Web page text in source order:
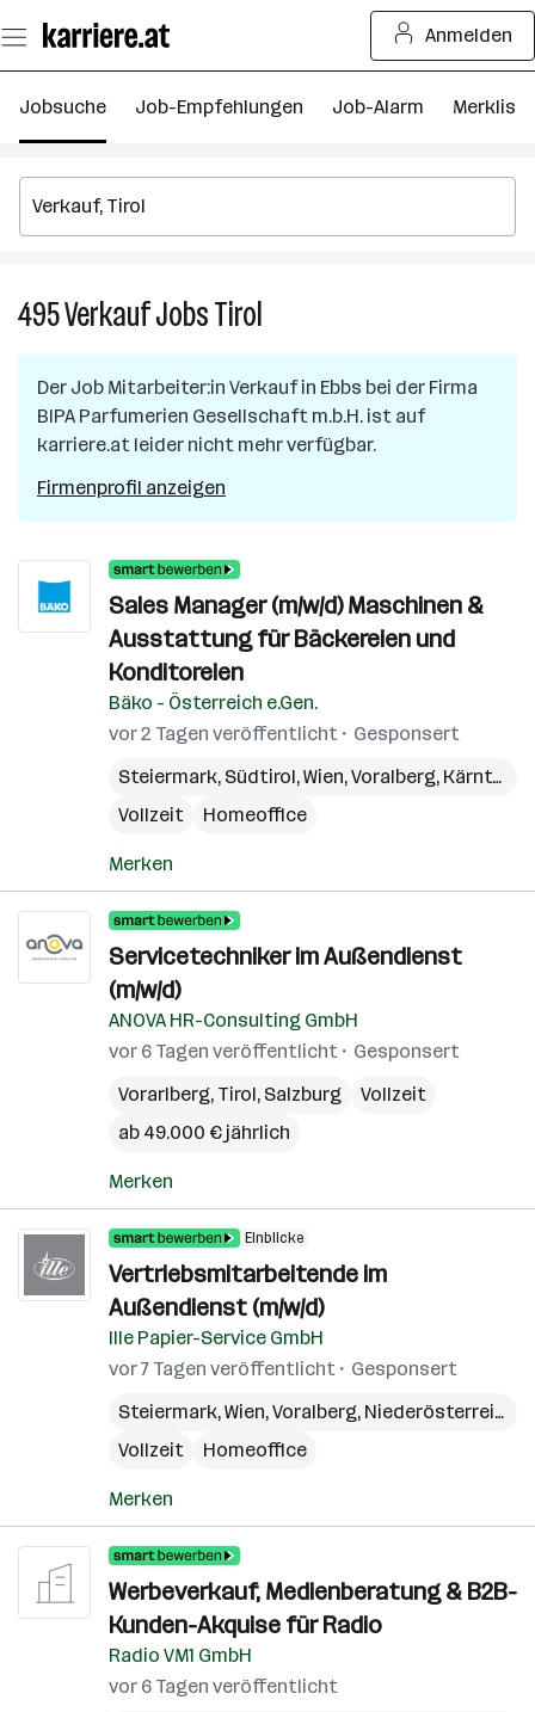
Seiteninhalt
springen
Anmelden
Jobsuche Job-Empfehlungen Job-Alarm Merkliste
495VerkaufJobsTirol
in
Tirol
Der Job Mitarbeiter:in Verkaufin Ebbs bei der Firma
BIPA Parfumerien Gesellschaft m.b.H. ist auf
karriere.at leider nicht mehr verfügbar.
Firmenprofil anzeigen
Sales Manager (m/w/d) Maschinen &
Ausstattung für Bäckereien und
Konditoreien
Bäko - Österreich e.Gen.
vor 2 Tagen veröffentlicht
Gesponsert
Steiermark, Südtirol,Wien,Voralberg, Kärnten
Vollzeit
Homeoffice
Merken
Servicetechniker im Außendienst
(m/w/d)
ANOVA HR-Consulting GmbH
vor 6 Tagen veröffentlicht
Gesponsert
Vorarlberg, Tirol, Salzburg
Vollzeit
ab 49.000 € jährlich
Merken
Einblicke
Vertriebsmitarbeitende im
Außendienst (m/w/d)
Ille Papier-Service GmbH
vor 7 Tagen veröffentlicht
Gesponsert
Steiermark,Wien,Voralberg, Niederösterreich
Vollzeit
Homeoffice
Merken
Werbeverkauf, Medienberatung & B2B-
Kunden-Akquise für Radio
Radio VM1 GmbH
vor 6 Tagen veröffentlicht